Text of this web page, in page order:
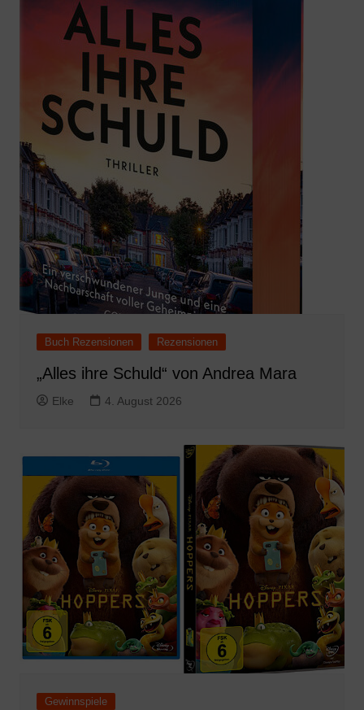
Buch Rezensionen Rezensionen
„Alles ihre Schuld“ von Andrea Mara
Elke 4. August 2026
Gewinnspiele